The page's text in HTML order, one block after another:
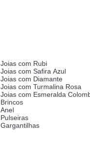
Joias com Rubi
Joias com Safira Azul
Joias com Diamante
Joias com Turmalina Rosa
Joias com Esmeralda
Brincos
Anel
Pulseiras
Gargantilhas